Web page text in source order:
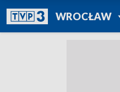
WROCŁAW
TVP